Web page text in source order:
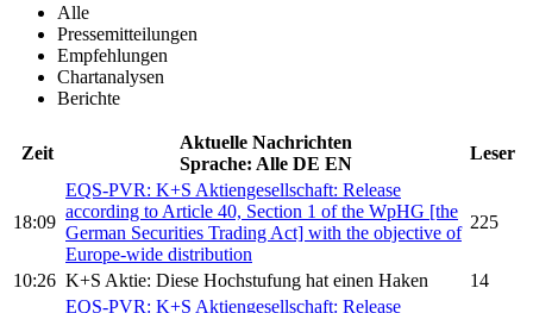
Alle
Pressemitteilungen
Empfehlungen
Chartanalysen
Berichte
Zeit
Aktuelle Nachrichten
Sprache: Alle DE EN
Leser
18:09
EQS-PVR: K+S Aktiengesellschaft: Release
according to Article 40, Section 1 of the WpHG [the
German Securities Trading Act] with the objective of
Europe-wide distribution
225
10:26 K+S Aktie: Diese Hochstufung hat einen Haken 14
EQS-PVR: K+S Aktiengesellschaft: Release